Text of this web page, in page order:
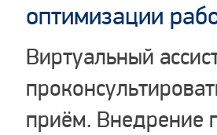
оптимизации
Виртуальный
приём. Внедрение